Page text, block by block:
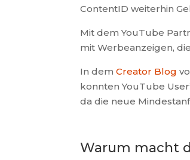
ContentID weiterhin
Mit dem YouTube
mit Werbeanzeigen,
In demCreator Blog
konnten YouTube
da die neue
Warum macht